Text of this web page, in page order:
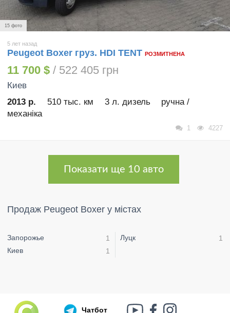
15 фото
5 лет назад
Peugeot Boxer груз. HDI TENT РОЗМИТНЕНА
11 700 $ / 522 405 грн
Киев
2013 р.
510 тыс. км 3 л. дизель
ручна /
механіка
1 4227
Показати ще 10 авто
Продаж Peugeot Boxer у містах
Запорожье
1
Киев
1
Луцк 1
Чатбот